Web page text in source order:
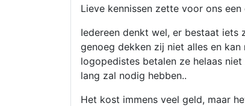
Lieve kennissen zette voor ons
Iedereen denkt wel, er bestaat
genoeg dekken zij niet alles en
logopedistes betalen ze helaas
lang zal nodig hebben..
Het kost immens veel geld, maar